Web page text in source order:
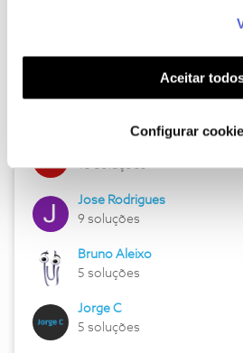
funcionalidades (cookies de
funcionalidade) e adaptar
(cookies de publicidade
utilização dos cookies clicando
Aceitar
Configurar
Hall of Fame de
13 soluções
Jose Rodrigues
9 soluções
Bruno Aleixo
5 soluções
Jorge C
5 soluções